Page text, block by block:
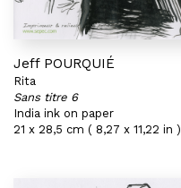
Jeff POURQUIÉ
Rita
Sans titre 6
India ink on paper
21 x 28,5 cm ( 8,27 x 11,22 in )